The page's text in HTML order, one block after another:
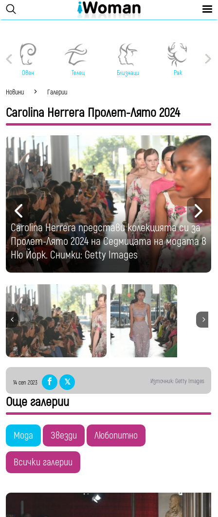
Овен Телец Близнаци Рак
Новини Галерии
Carolina Herrera Пролет-Лято 2024
Carolina Herrera представи колекцията си за
Пролет-Лято 2024 на Седмицата на модата в
Ню Йорк. Снимки: Getty Images
14 сеп 2023 Източник: Getty Images
Още галерии
Мода Звезди Любопитно
Всички галерии